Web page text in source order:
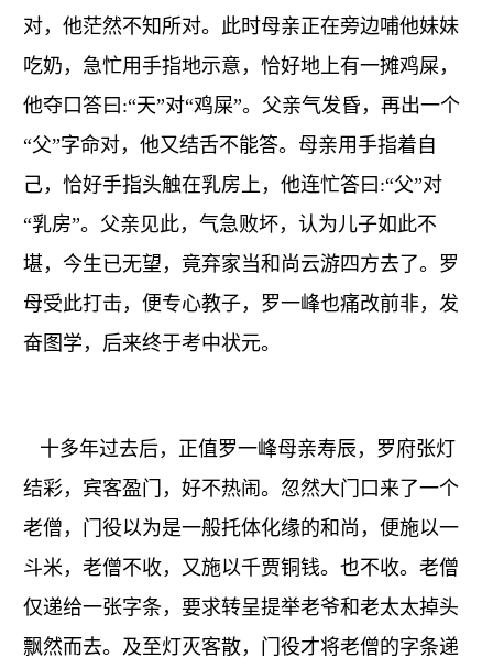
对，他茫然不知所对。此时母亲正在旁边哺他妹妹
吃奶，急忙用手指地示意，恰好地上有一摊鸡屎，
他夺口答曰:“天”对“鸡屎”。父亲气发昏，再出一个
“父”字命对，他又结舌不能答。母亲用手指着自
己，恰好手指头触在乳房上，他连忙答曰:“父”对
“乳房”。父亲见此，气急败坏，认为儿子如此不
堪，今生已无望，竟弃家当和尚云游四方去了。罗
母受此打击，便专心教子，罗一峰也痛改前非，发
奋图学，后来终于考中状元。
十多年过去后，正值罗一峰母亲寿辰，罗府张灯
结彩，宾客盈门，好不热闹。忽然大门口来了一个
老僧，门役以为是一般托体化缘的和尚，便施以一
斗米，老僧不收，又施以千贾铜钱。也不收。老僧
仅递给一张字条，要求转呈提举老爷和老太太掉头
飘然而去。及至灯灭客散，门役才将老僧的字条递